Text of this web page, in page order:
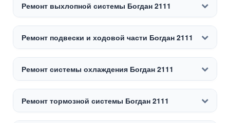
Ремонт выхлопной системы Богдан 2111
Ремонт подвески и ходовой части Богдан 2111
Ремонт системы охлаждения Богдан 2111
Ремонт тормозной системы Богдан 2111